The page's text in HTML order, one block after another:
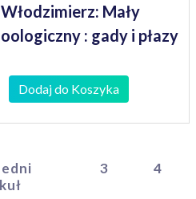
Mały
: gady i płazy
Dodaj do Koszyka
3 4